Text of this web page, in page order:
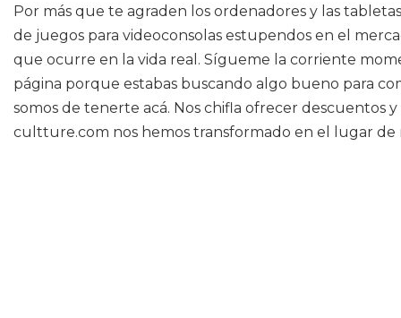
Por más que te agraden los ordenadores y las
de juegos para videoconsolas estupendos en el
que ocurre en la vida real. Sígueme la corriente
página porque estabas buscando algo bueno para
somos de tenerte acá. Nos chifla ofrecer descuentos
cultture.com nos hemos transformado en el lugar